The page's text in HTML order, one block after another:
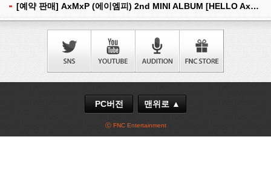
[예약 판매] AxMxP (에이엠피) 2nd MINI ALBUM [HELLO AxMxP] 예약 판매 안내
PC버전 맨위로 ▲
ⓒ FNC Entertainment